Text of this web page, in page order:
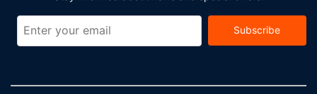
Subscribe